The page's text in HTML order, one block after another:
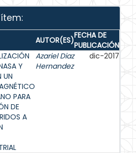
AUTOR(ES)FECHA DE
PUBLICACIÓN
Y
UN
PARA
DE
A
Azariel Diaz
Hernandez
dic-2017